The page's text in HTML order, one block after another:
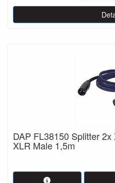
DAP FL38150 Splitter
XLR Male 1,5m